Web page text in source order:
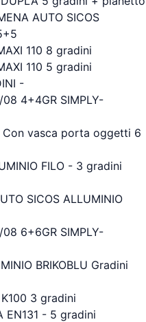
AUTO SICOS
110 8 gradini
110 5 gradini
-
08 4+4GR SIMPLY-
Con vasca porta oggetti 6
FILO - 3 gradini
SICOS ALLUMINIO
08 6+6GR SIMPLY-
BRIKOBLU Gradini
3 gradini
EN131 - 5 gradini